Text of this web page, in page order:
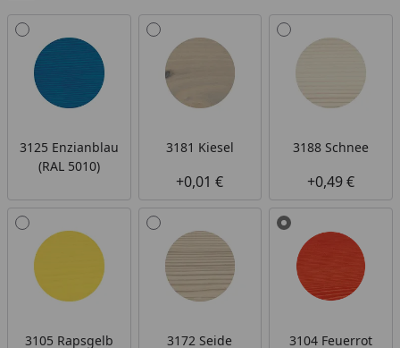
Alle anzeigen (10)
3125 Enzianblau
(RAL 5010)
3181 Kiesel
+0,01 €
3188 Schnee
+0,49 €
3105 Rapsgelb
3172 Seide
3104 Feuerrot